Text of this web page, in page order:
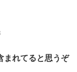
まれてると思うぞ